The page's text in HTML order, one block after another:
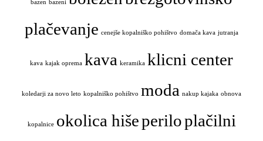
bazen bazeni
plačevanje cenejše kopalniško pohištvo domača kava jutranja
kava kajak oprema kava keramika klicni center
koledarji za novo leto kopalniško pohištvo moda nakup kajaka obnova
kopalnice okolica hišeperiloplačilni